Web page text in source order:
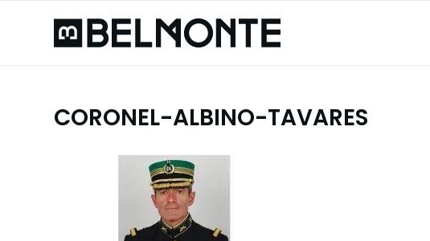
CORONEL-ALBINO-TAVARES